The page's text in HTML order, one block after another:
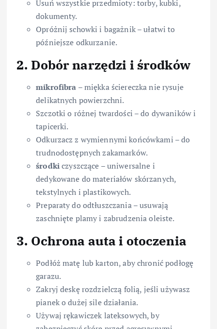
Usuń wszystkie przedmioty: torby, kubki,
dokumenty.
Opróżnij schowki i bagażnik – ułatwi to
późniejsze odkurzanie.
2. Dobór narzędzi i środków
mikrofibra – miękka ściereczka nie rysuje
delikatnych powierzchni.
Szczotki o różnej twardości – do dywaników i
tapicerki.
Odkurzacz z wymiennymi końcówkami – do
trudnodostępnych zakamarków.
środkiczyszczące – uniwersalne i
dedykowane do materiałów skórzanych,
tekstylnych i plastikowych.
Preparaty do odtłuszczania – usuwają
zaschnięte plamy i zabrudzenia oleiste.
3. Ochrona auta i otoczenia
Podłóż matę lub karton, aby chronić podłogę
garazu.
Zakryj deskę rozdzielczą folią, jeśli używasz
pianek o dużej sile działania.
Używaj rękawiczek lateksowych, by